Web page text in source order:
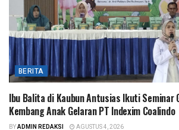
BERITA
Ibu Balita di Kaubun Antusias Ikuti Seminar
Kembang Anak Gelaran PT Indexim Coalindo
BYADMIN REDAKSI AGUSTUS 4, 2026